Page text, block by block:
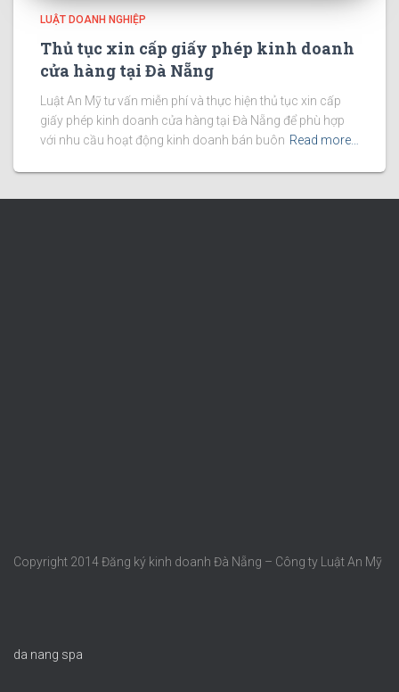
LUẬT DOANH NGHIỆP
Thủ tục xin cấp giấy phép kinh doanh
cửa hàng tại Đà Nẵng
Luật An Mỹ tư vấn miễn phí và thực hiện thủ tục xin cấp
giấy phép kinh doanh cửa hàng tại Đà Nẵng để phù hợp
với nhu cầu hoạt động kinh doanh bán buôn Read more…
Copyright 2014 Đăng ký kinh doanh Đà Nẵng – Công ty Luật An Mỹ
da nang spa